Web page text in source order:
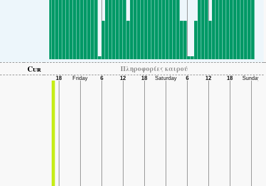
Cur Πληροφορίες καιρού